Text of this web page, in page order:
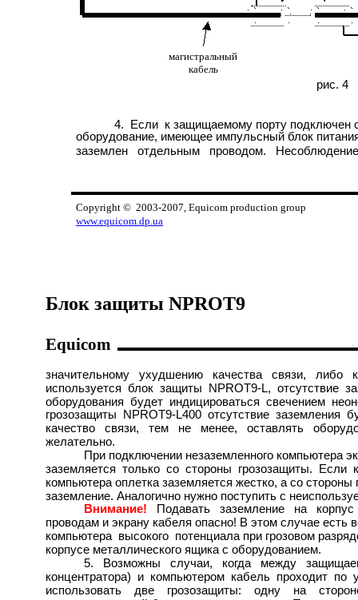
магистральный
кабель
рис. 4
4. Если к защищаемому порту подключен
оборудование, имеющее импульсный блок
заземлен отдельным проводом.
Copyright © 2003-2007, Equicom production
www.equicom.dp.ua
Блок защиты NPROT9
Equicom
значительному ухудшению качества связи,
используется блок защиты NPROT9-L, отсутствие
оборудования будет индицироваться свечением
грозозащиты NPROT9-L400 отсутствие заземления
качество связи, тем не менее, оставлять
желательно.
При подключении незаземленного компьютера
заземляется только со стороны грозозащиты. Если
компьютера оплетка заземляется жестко, а со стороны
заземление. Аналогично нужно поступить с
Внимание! Подавать заземление на
проводам и экрану кабеля опасно! В этом случае есть
компьютера высокого потенциала при грозовом
корпусе металлического ящика с оборудованием.
5. Возможны случаи, когда между
концентратора) и компьютером кабель проходит
использовать две грозозащиты: одну на